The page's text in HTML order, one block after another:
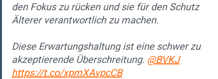
den Fokus zu rücken und sie für den Schutz
Älterer verantwortlich zu machen.
Diese Erwartungshaltung ist eine schwer zu
akzeptierende Überschreitung. @BVKJ
https://t.co/xpmXAvpcCB